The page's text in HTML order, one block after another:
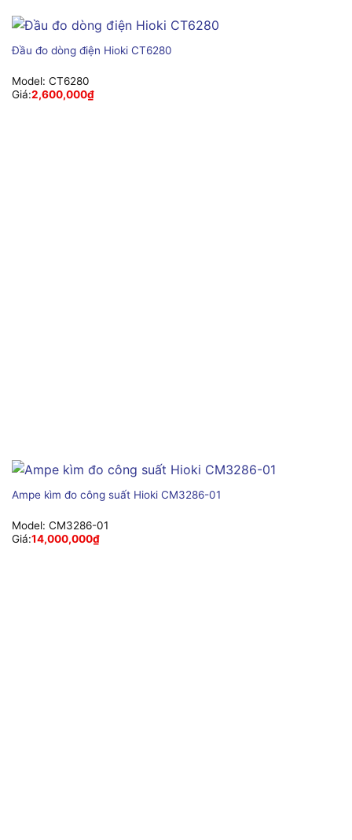
Đầu đo dòng điện Hioki CT6280
Model: CT6280
Giá:2,600,000₫
Ampe kìm đo công suất Hioki CM3286-01
Model: CM3286-01
Giá:14,000,000₫